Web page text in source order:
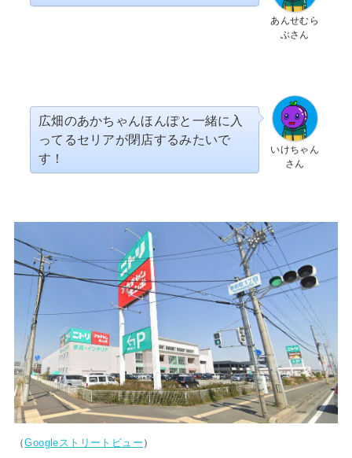
あんせむら
ぶさん
いけちゃん
さん
広畑のあかちゃんほんぽと一緒に入
ってるセリアが閉店するみたいで
す！
（Googleストリートビュー ）